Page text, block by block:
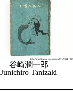
谷崎潤一郎
Junichiro Tanizaki